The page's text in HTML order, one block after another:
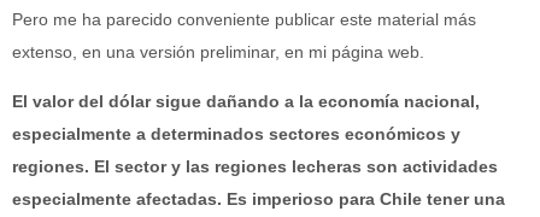
Pero me ha parecido conveniente publicar este material más
extenso, en una versión preliminar, en mi página web.
El valor del dólar sigue dañando a la economía nacional,
especialmente a determinados sectores económicos y
regiones. El sector y las regiones lecheras son actividades
especialmente afectadas. Es imperioso para Chile tener una